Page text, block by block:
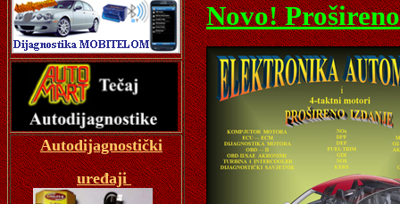
Autodijagnostički
uređaji
Novo!